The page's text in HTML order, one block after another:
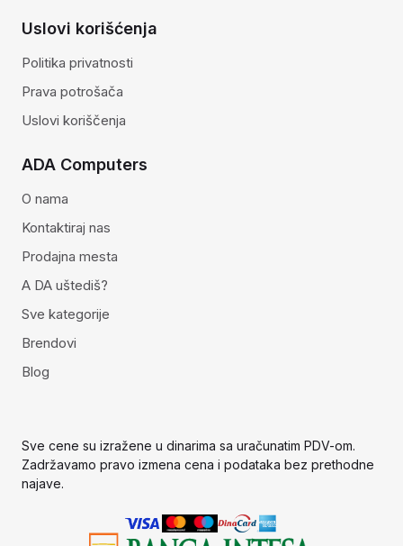
Uslovi korišćenja
Politika privatnosti
Prava potrošača
Uslovi koriščenja
ADA Computers
O nama
Kontaktiraj nas
Prodajna mesta
A DA uštediš?
Sve kategorije
Brendovi
Blog
Sve cene su izražene u dinarima sa uračunatim PDV-om.
Zadržavamo pravo izmena cena i podataka bez prethodne
najave.